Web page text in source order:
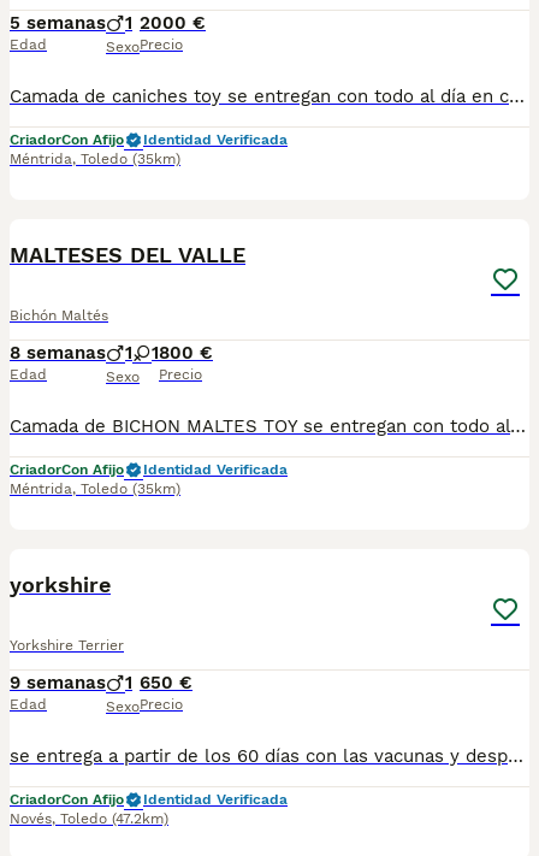
5 semanas
Edad
1
Sexo
2000 €
Precio
Camada de caniches toy se entregan con todo al día en cuanto a vacunación, desparasitación interna y externa, microchip y pasaporte con procedencia lícita de centro canino profesional. Revisión veterinaria. Nos dedicamos profesionalmente al mundo del cachorro desde hace más de 17 años ,centro canino del Valle caprice, es nuestro nombre , criadores profesionales , residencia canina y veterinarios, que mejor sitio para adquirir tu nuevo miembro familiar. Núcleo de cria ES450990000078 Pueden encontrarnos de igual modo en la pagina oficial de la canina de España como uno de los pocos criadores recomendados y registrados , www.rsce.es Los precios son desde más IVA según cachorro, camada y época. Pregunten disponibilidad y precios Pregunten sin compromiso , y le damos cita para venir a ver a los peques a nuestro centro canino, pueden ver nuestras referencias como mejor criadero en Google , y redes sociales así como en nuestra web Web www.delvallecaprice.com
CriadorCon Afijo
Identidad Verificada
Méntrida, Toledo (35km)
MALTESES DEL VALLE
Bichón Maltés
8 semanas
Edad
1 1
Sexo
800 €
Precio
Camada de BICHON MALTES TOY se entregan con todo al día en cuanto a vacunación, desparasitación interna y externa, microchip y pasaporte con procedencia lícita de centro canino profesional. Revisión veterinaria. Nos dedicamos profesionalmente al mundo del cachorro desde hace más de 17 años ,centro canino del Valle caprice, es nuestro nombre , criadores profesionales , residencia canina y veterinarios, que mejor sitio para adquirir tu nuevo miembro familiar. Núcleo de cria ES450990000078 Pueden encontrarnos de igual modo en la pagina oficial de la canina de España como uno de los pocos criadores recomendados y registrados , www.rsce.es Los precios son desde más IVA según cachorro, camada y época. Pregunten disponibilidad y precios Pregunten sin compromiso , y le damos cita para venir a ver a los peques a nuestro centro canino, pueden ver nuestras referencias como mejor criadero en Google , y redes sociales así como en nuestra web Web www.delvallecaprice.com
CriadorCon Afijo
Identidad Verificada
Méntrida, Toledo (35km)
yorkshire
Yorkshire Terrier
9 semanas
Edad
1
Sexo
650 €
Precio
se entrega a partir de los 60 días con las vacunas y desparasitaciones correspondientes a su edad. No dudes en llamarnos al 698979889 le enseñamos a los padres. escribanos y le mandamos la foto actual del cachorro
CriadorCon Afijo
Identidad Verificada
Novés, Toledo (47.2km)